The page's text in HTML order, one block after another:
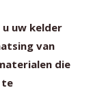
uw kelder
van
die
te